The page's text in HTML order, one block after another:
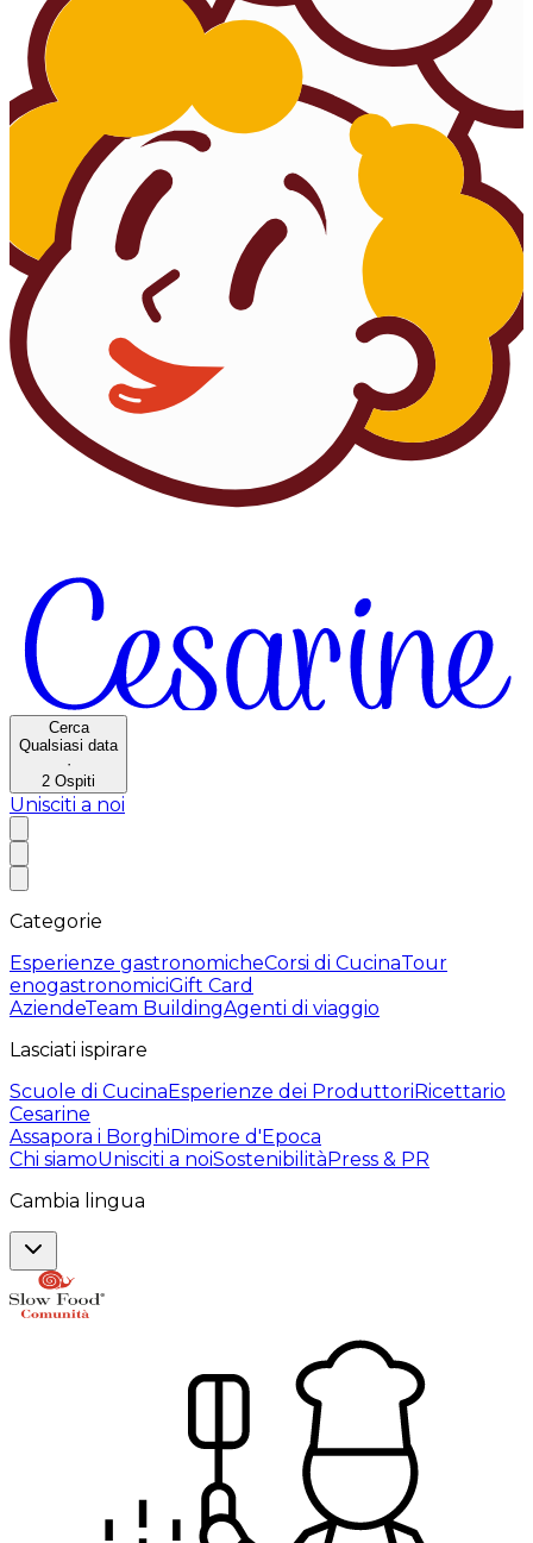
Cerca
Qualsiasi data
·
2 Ospiti
Unisciti a noi
Categorie
Esperienze gastronomicheCorsi di CucinaTour
enogastronomiciGift Card
AziendeTeam BuildingAgenti di viaggio
Lasciati ispirare
Scuole di CucinaEsperienze dei ProduttoriRicettario
Cesarine
Assapora i BorghiDimore d'Epoca
Chi siamoUnisciti a noiSostenibilitàPress & PR
Cambia lingua